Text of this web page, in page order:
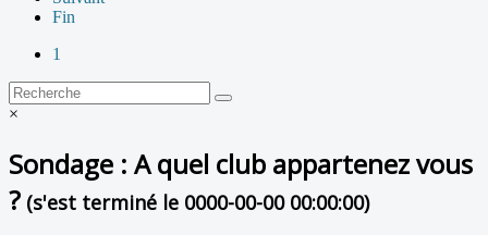
Fin
1
×
Sondage : A quel club appartenez vous
? (s'est terminé le 0000-00-00 00:00:00)